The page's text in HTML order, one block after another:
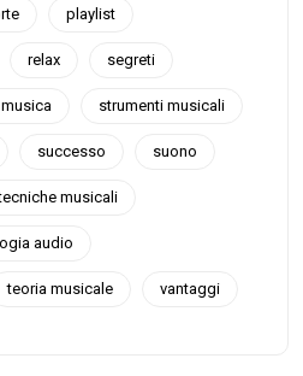
playlist
relax segreti
strumenti musicali
successo suono
musicali
audio
teoria musicale vantaggi